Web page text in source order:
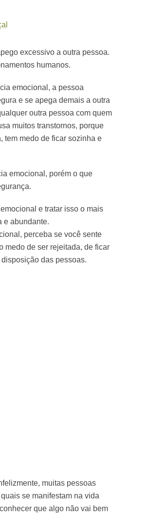
excessivo a outra pessoa.
humanos.
emocional, a pessoa
e se apega demais a outra
outra pessoa com quem
muitos transtornos, porque
tem medo de ficar sozinha e
emocional, porém o que
e tratar isso o mais
e abundante.
perceba se você sente
medo de ser rejeitada, de ficar
das pessoas.
muitas pessoas
se manifestam na vida
que algo não vai bem